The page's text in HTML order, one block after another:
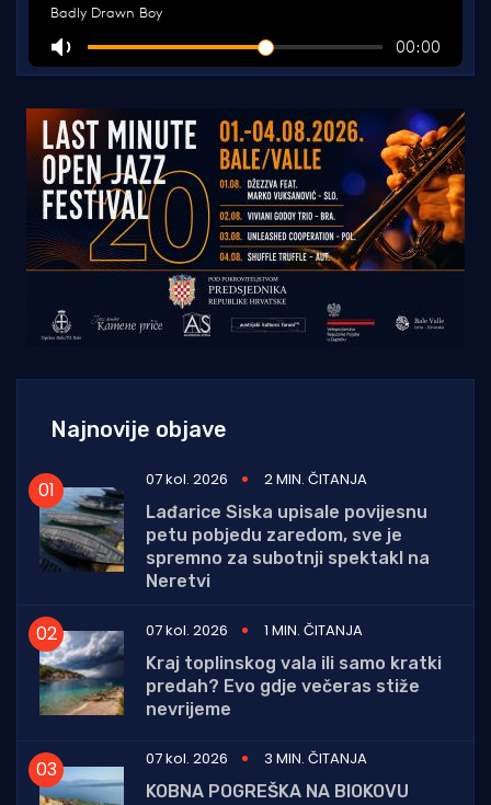
Najnovije objave
07 kol. 2026
2 MIN. ČITANJA
Lađarice Siska upisale povijesnu
petu pobjedu zaredom, sve je
spremno za subotnji spektakl na
Neretvi
07 kol. 2026
1 MIN. ČITANJA
Kraj toplinskog vala ili samo kratki
predah? Evo gdje večeras stiže
nevrijeme
07 kol. 2026
3 MIN. ČITANJA
KOBNA POGREŠKA NA BIOKOVU